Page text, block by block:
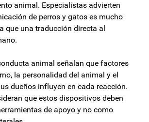
animal. Especialistas advierten
de perros y gatos es mucho
que una traducción directa al
animal señalan que factores
la personalidad del animal y el
dueños influyen en cada reacción.
que estos dispositivos deben
de apoyo y no como